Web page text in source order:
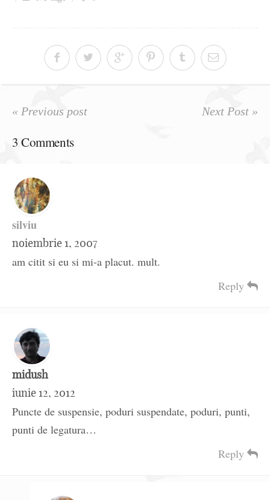
« Previous post Next Post »
3 Comments
silviu
noiembrie 1, 2007
am citit si eu si mi-a placut. mult.
Reply
midush
iunie 12, 2012
Puncte de suspensie, poduri suspendate, poduri, punti,
punti de legatura…
Reply